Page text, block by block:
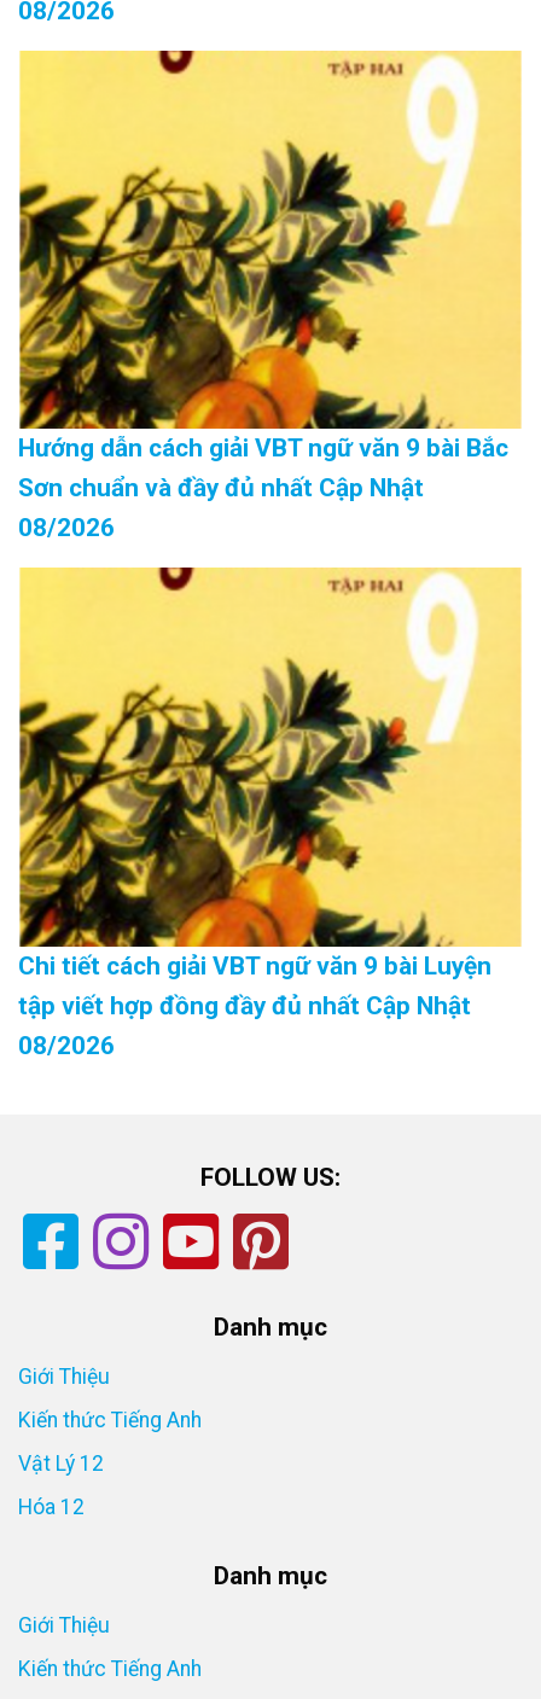
08/2026
Hướng dẫn cách giải VBT ngữ văn 9 bài Bắc
Sơn chuẩn và đầy đủ nhất Cập Nhật
08/2026
Chi tiết cách giải VBT ngữ văn 9 bài Luyện
tập viết hợp đồng đầy đủ nhất Cập Nhật
08/2026
FOLLOW US:
Danh mục
Giới Thiệu
Kiến thức Tiếng Anh
Vật Lý 12
Hóa 12
Danh mục
Giới Thiệu
Kiến thức Tiếng Anh